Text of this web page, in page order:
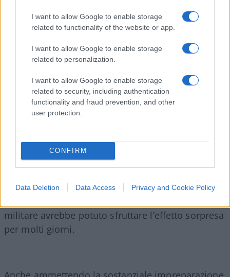
I want to allow Google to enable storage
related to functionality of the website or app.
I want to allow Google to enable storage
related to personalization.
I want to allow Google to enable storage
related to security, including authentication
functionality and fraud prevention, and other
user protection.
CONFIRM
Data Deletion Data Access Privacy and Cookie Policy
degli accadimenti che passavano sopra le loro
Oggi le cose stanno ben diversamente. La
diffusione, ormai incontrollabile, delle
informazioni di qualsiasi genere a livello
planetario, che ormai sfugge completamente alla
censura dei vari Stati (ebbene sì: la censura esiste
sul tavolo. La conoscenza degli accadimenti in
timeè talmenteimmediata e polverizzata
mentre, fino a non troppi anni fa, si poteva
militare avrebbe potuto sfruttare l’effetto sorpresa
per molti giorni.